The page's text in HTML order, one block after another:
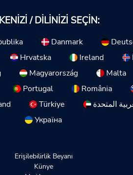
/ DILINIZI SEÇIN:
Danmark
Hrvatska Ireland
Magyarország Malta
Portugal România
Türkiye المتحدة
Україна
Erişilebilirlik Beyanı
Künye